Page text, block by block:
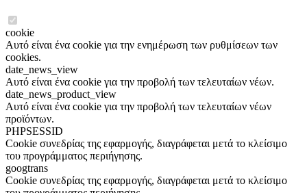
cookie
Αυτό είναι ένα cookie για την ενημέρωση των ρυθμίσεων των
cookies.
date_news_view
Αυτό είναι ένα cookie για την προβολή των τελευταίων νέων.
date_news_product_view
Αυτό είναι ένα cookie για την προβολή των τελευταίων νέων
προϊόντων.
PHPSESSID
Cookie συνεδρίας της εφαρμογής, διαγράφεται μετά το κλείσιμο
του προγράμματος περιήγησης.
googtrans
Cookie συνεδρίας της εφαρμογής, διαγράφεται μετά το κλείσιμο